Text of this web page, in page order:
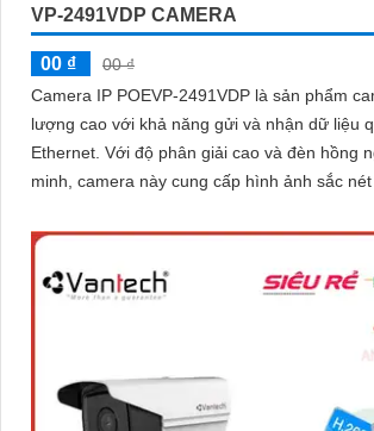
VP-2491VDP CAMERA
00 ₫
00 ₫
Camera IP POEVP-2491VDP là sản phẩm
lượng cao với khả năng gửi và nhận dữ liệu
Ethernet. Với độ phân giải cao và đèn hồng ngoại thông
minh, camera này cung cấp hình ảnh sắc